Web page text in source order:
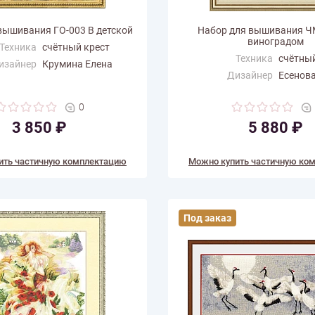
ГО-003 В детской
3 850 ₽
Техника счётный крест
Крумина Елена
цветов 39 0
частичную комплектацию
Набор для вышивания
виноградом
5 880 ₽
Техника
Дизайнер
горизонтали (см)
Размер по вертикали
(см)
39.3
Можно купить частичную
Под заказ